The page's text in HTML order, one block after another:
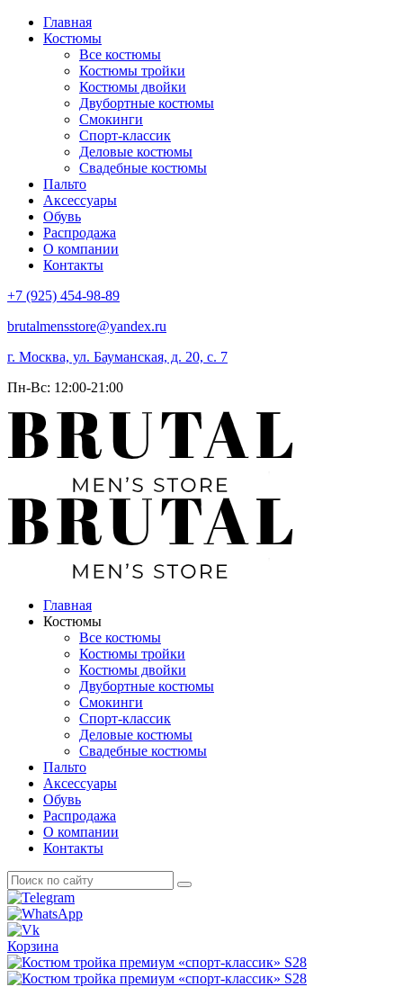
Главная
Костюмы
Все костюмы
Костюмы тройки
Костюмы двойки
Двубортные костюмы
Смокинги
Спорт-классик
Деловые костюмы
Свадебные костюмы
Пальто
Аксессуары
Обувь
Распродажа
О компании
Контакты
+7 (925) 454-98-89
brutalmensstore@yandex.ru
г. Москва, ул. Бауманская, д. 20, с. 7
Пн-Вс: 12:00-21:00
Главная
Костюмы
Все костюмы
Костюмы тройки
Костюмы двойки
Двубортные костюмы
Смокинги
Спорт-классик
Деловые костюмы
Свадебные костюмы
Пальто
Аксессуары
Обувь
Распродажа
О компании
Контакты
Корзина